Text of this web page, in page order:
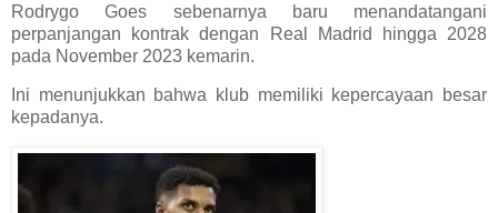
Rodrygo Goes sebenarnya baru menandatangani
perpanjangan kontrak dengan Real Madrid hingga 2028
pada November 2023 kemarin.
Ini menunjukkan bahwa klub memiliki kepercayaan besar
kepadanya.